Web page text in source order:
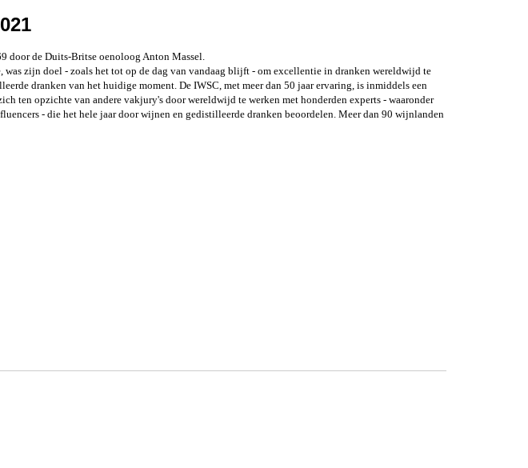
door de Duits-Britse oenoloog Anton Massel.
zijn doel - zoals het tot op de dag van vandaag blijft - om excellentie in dranken wereldwijd te
dranken van het huidige moment. De IWSC, met meer dan 50 jaar ervaring, is inmiddels een
ten opzichte van andere vakjury's door wereldwijd te werken met honderden experts - waaronder
- die het hele jaar door wijnen en gedistilleerde dranken beoordelen. Meer dan 90 wijnlanden